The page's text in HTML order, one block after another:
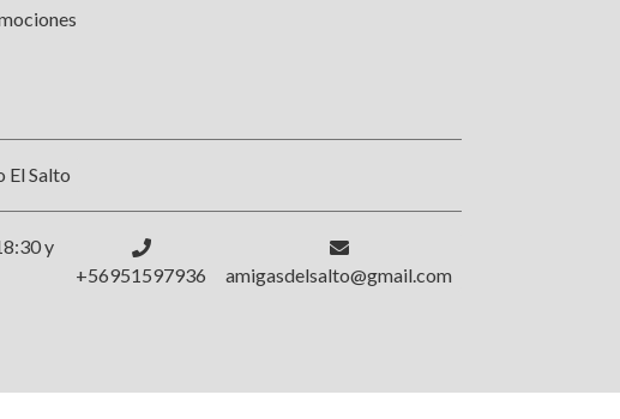
El Salto
y
+56951597936 amigasdelsalto@gmail.com